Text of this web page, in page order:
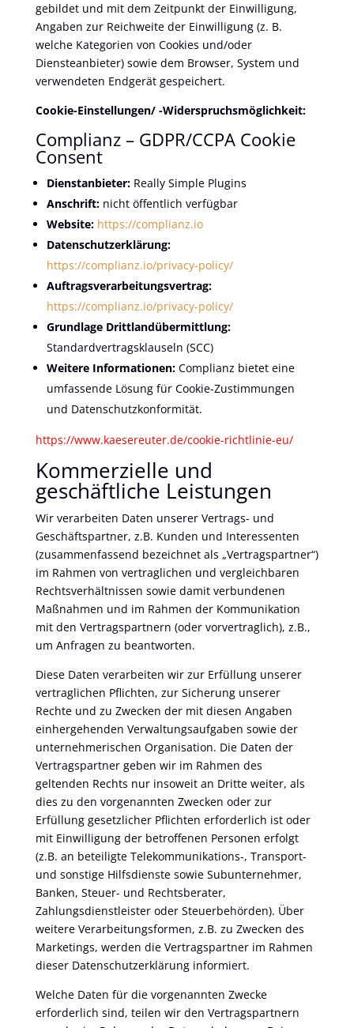
gebildet und mit dem Zeitpunkt der Einwilligung,
Angaben zur Reichweite der Einwilligung (z. B.
welche Kategorien von Cookies und/oder
Diensteanbieter) sowie dem Browser, System und
verwendeten Endgerät gespeichert.
Cookie-Einstellungen/ -Widerspruchsmöglichkeit:
Complianz – GDPR/CCPA Cookie
Consent
Dienstanbieter:Really Simple Plugins
Anschrift:nicht öffentlich verfügbar
Website: https://complianz.io
Datenschutzerklärung:
https://complianz.io/privacy-policy/
Auftragsverarbeitungsvertrag:
https://complianz.io/privacy-policy/
Grundlage Drittlandübermittlung:
Standardvertragsklauseln (SCC)
Weitere Informationen:Complianz bietet eine
umfassende Lösung für Cookie-Zustimmungen
und Datenschutzkonformität.
https://www.kaesereuter.de/cookie-richtlinie-eu/
Kommerzielle und
geschäftliche Leistungen
Wir verarbeiten Daten unserer Vertrags- und
Geschäftspartner, z.B. Kunden und Interessenten
(zusammenfassend bezeichnet als „Vertragspartner“)
im Rahmen von vertraglichen und vergleichbaren
Rechtsverhältnissen sowie damit verbundenen
Maßnahmen und im Rahmen der Kommunikation
mit den Vertragspartnern (oder vorvertraglich), z.B.,
um Anfragen zu beantworten.
Diese Daten verarbeiten wir zur Erfüllung unserer
vertraglichen Pflichten, zur Sicherung unserer
Rechte und zu Zwecken der mit diesen Angaben
einhergehenden Verwaltungsaufgaben sowie der
unternehmerischen Organisation. Die Daten der
Vertragspartner geben wir im Rahmen des
geltenden Rechts nur insoweit an Dritte weiter, als
dies zu den vorgenannten Zwecken oder zur
Erfüllung gesetzlicher Pflichten erforderlich ist oder
mit Einwilligung der betroffenen Personen erfolgt
(z.B. an beteiligte Telekommunikations-, Transport-
und sonstige Hilfsdienste sowie Subunternehmer,
Banken, Steuer- und Rechtsberater,
Zahlungsdienstleister oder Steuerbehörden). Über
weitere Verarbeitungsformen, z.B. zu Zwecken des
Marketings, werden die Vertragspartner im Rahmen
dieser Datenschutzerklärung informiert.
Welche Daten für die vorgenannten Zwecke
erforderlich sind, teilen wir den Vertragspartnern